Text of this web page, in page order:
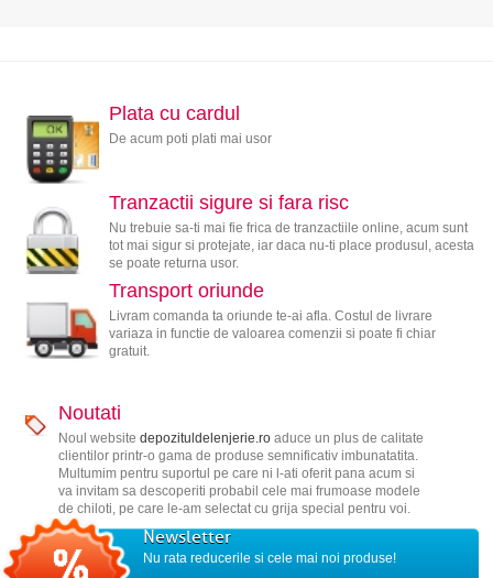
Plata cu cardul
De acum poti plati mai usor
Tranzactii sigure si fara risc
Nu trebuie sa-ti mai fie frica de tranzactiile online, acum sunt
tot mai sigur si protejate, iar daca nu-ti place produsul, acesta
se poate returna usor.
Transport oriunde
Livram comanda ta oriunde te-ai afla. Costul de livrare
variaza in functie de valoarea comenzii si poate fi chiar
gratuit.
Noutati
Noul website depozituldelenjerie.roaduce un plus de calitate
clientilor printr-o gama de produse semnificativ imbunatatita.
Multumim pentru suportul pe care ni l-ati oferit pana acum si
va invitam sa descoperiti probabil cele mai frumoase modele
de chiloti, pe care le-am selectat cu grija special pentru voi.
Newsletter
Nu rata reducerile si cele mai noi produse!